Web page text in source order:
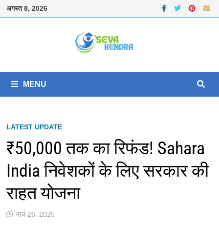
Skip
अगस्त 8, 2026
MENU
LATEST UPDATE
₹50,000 तक का रिफंड! Sahara
India निवेशकों के लिए सरकार की
राहत योजना
मार्च 26, 2025